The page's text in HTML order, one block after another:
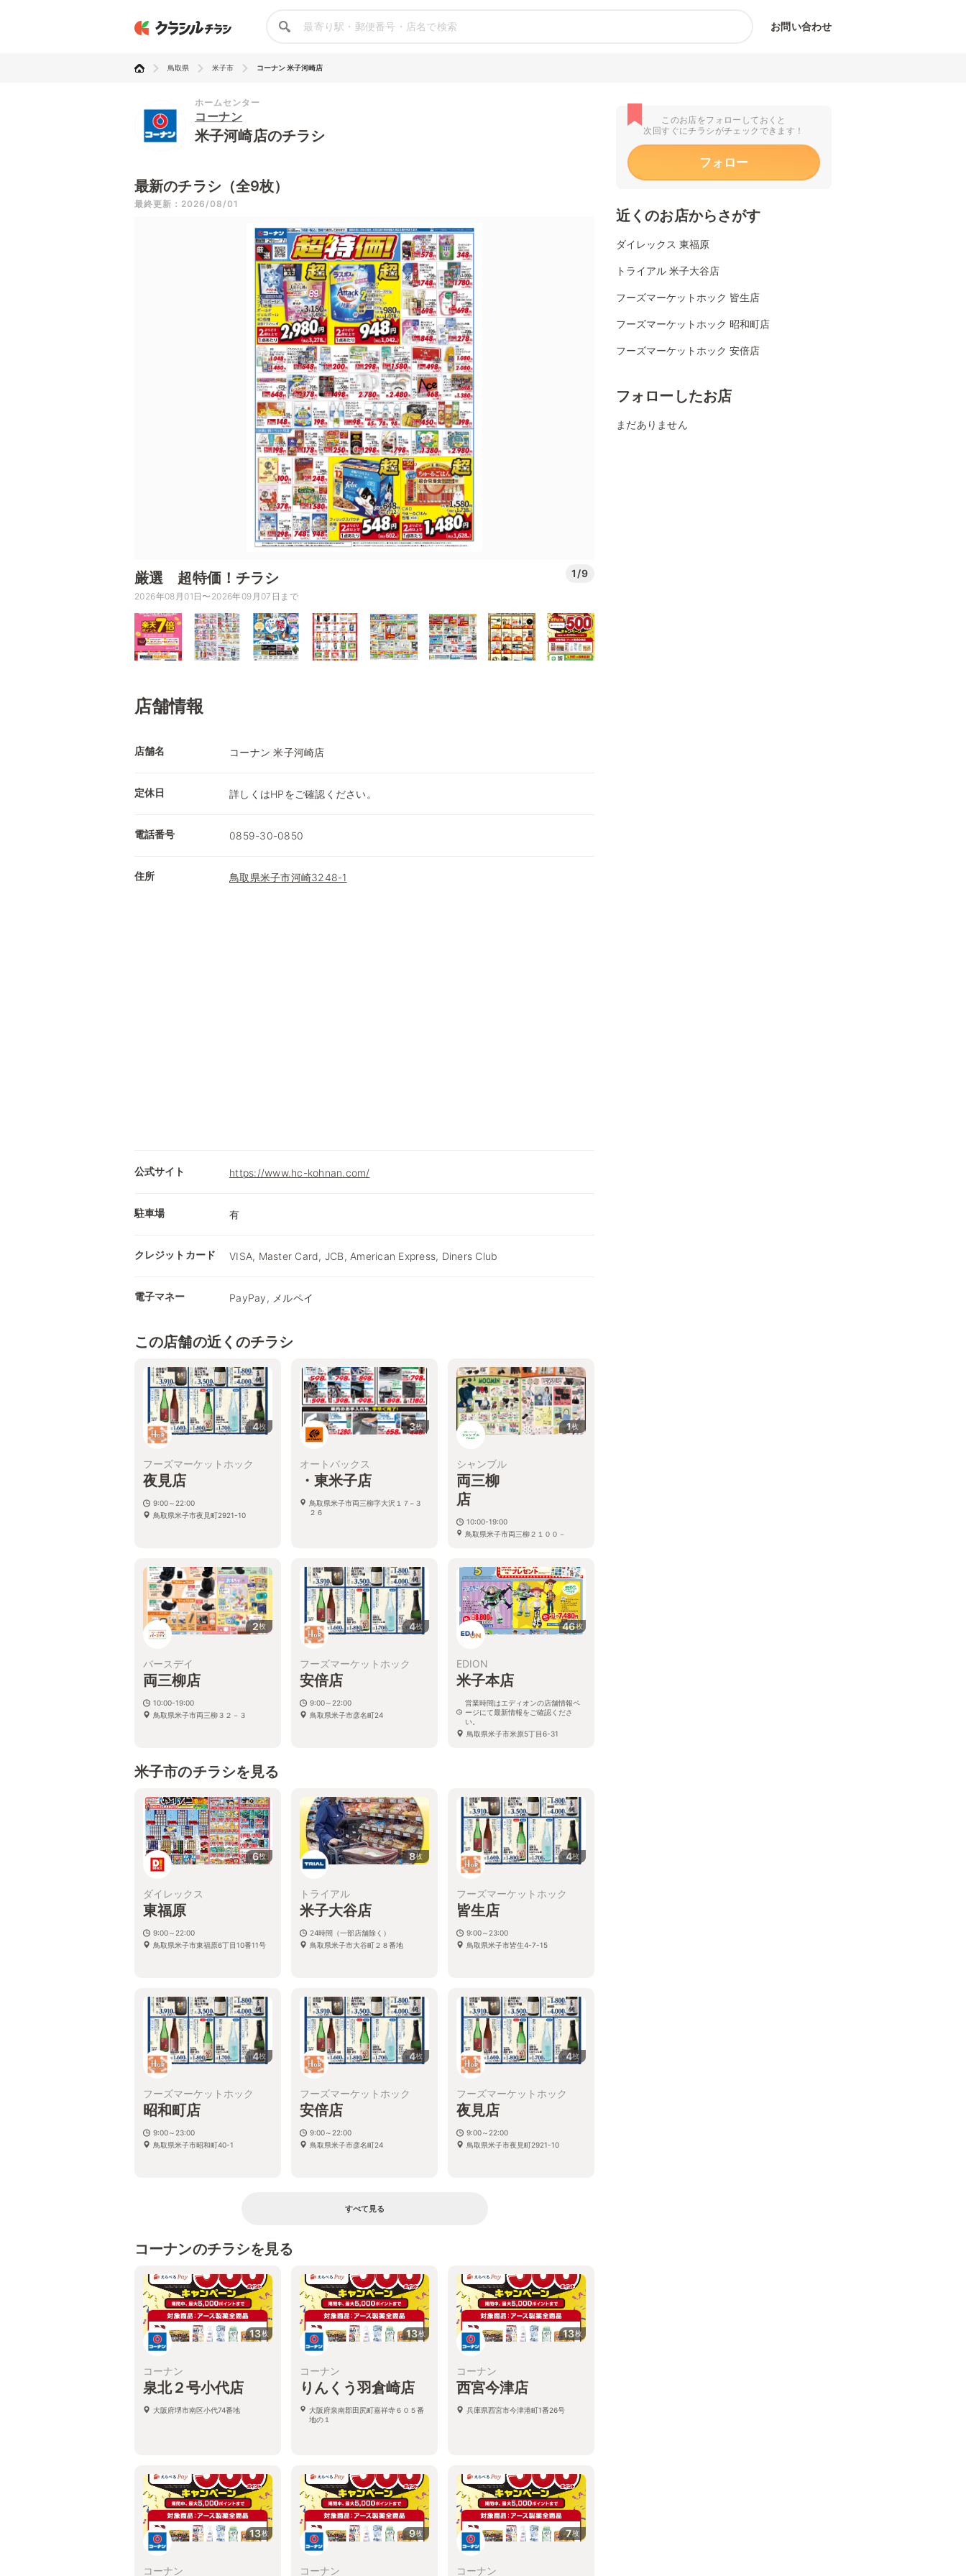
お問い合わせ
鳥取県 米子市 コーナン 米子河崎店
ホームセンター
コーナン
米子河崎店のチラシ
最新のチラシ（全9枚）
最終更新：2026/08/01
厳選 超特価！チラシ 1/9
2026年08月01日〜2026年09月07日まで
店舗情報
店舗名 コーナン 米子河崎店
定休日 詳しくはHPをご確認ください。
電話番号 0859-30-0850
住所 鳥取県米子市河崎3248-1
公式サイト https://www.hc-kohnan.com/
駐車場 有
クレジットカード VISA, Master Card, JCB, American Express, Diners Club
電子マネー PayPay, メルペイ
この店舗の近くのチラシ
4枚
フーズマーケットホック
夜見店
9:00～22:00
鳥取県米子市夜見町2921-10
3枚
オートバックス
・東米子店
鳥取県米子市両三柳字大沢１７−３
２６
1枚
シャンブル
両三柳
店
10:00-19:00
鳥取県米子市両三柳２１００－
2枚
バースデイ
両三柳店
10:00-19:00
鳥取県米子市両三柳３２－３
4枚
フーズマーケットホック
安倍店
9:00～22:00
鳥取県米子市彦名町24
46枚
EDION
米子本店
営業時間はエディオンの店舗情報ペ
ージにて最新情報をご確認くださ
い。
鳥取県米子市米原5丁目6-31
米子市のチラシを見る
6枚
ダイレックス
東福原
9:00～22:00
鳥取県米子市東福原6丁目10番11号
8枚
トライアル
米子大谷店
24時間（一部店舗除く）
鳥取県米子市大谷町２８番地
4枚
フーズマーケットホック
皆生店
9:00～23:00
鳥取県米子市皆生4-7-15
4枚
フーズマーケットホック
昭和町店
9:00～23:00
鳥取県米子市昭和町40-1
4枚
フーズマーケットホック
安倍店
9:00～22:00
鳥取県米子市彦名町24
4枚
フーズマーケットホック
夜見店
9:00～22:00
鳥取県米子市夜見町2921-10
すべて見る
コーナンのチラシを見る
13枚
コーナン
泉北２号小代店
大阪府堺市南区小代74番地
13枚
コーナン
りんくう羽倉崎店
大阪府泉南郡田尻町嘉祥寺６０５番
地の１
13枚
コーナン
西宮今津店
兵庫県西宮市今津港町1番26号
13枚
コーナン
9枚
コーナン
7枚
コーナン
このお店をフォローしておくと
次回すぐにチラシがチェックできます！
フォロー
近くのお店からさがす
ダイレックス 東福原
トライアル 米子大谷店
フーズマーケットホック 皆生店
フーズマーケットホック 昭和町店
フーズマーケットホック 安倍店
フォローしたお店
まだありません